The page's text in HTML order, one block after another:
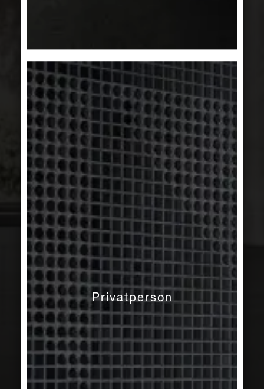
Privatperson